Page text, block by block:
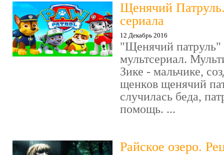
Щенячий
сериала
12 Декабрь 2016
"Щенячий патруль"
мультсериал.
Зике - мальчике,
щенков щенячий
случилась беда,
помощь. ...
Райское озеро.